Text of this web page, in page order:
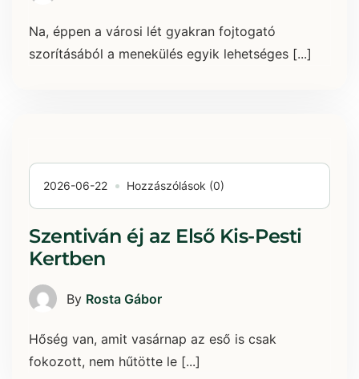
Na, éppen a városi lét gyakran fojtogató
szorításából a menekülés egyik lehetséges [...]
2026-06-22 Hozzászólások (0)
Szentiván éj az Első Kis-Pesti
Kertben
By Rosta Gábor
Hőség van, amit vasárnap az eső is csak
fokozott, nem hűtötte le [...]